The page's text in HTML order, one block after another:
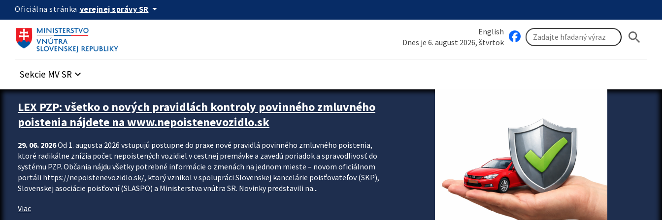
Preskocit na hlavný obsah
Oficiálna stránka verejnej správy SR arrow_drop_down
English
Dnes je 6. august 2026, štvrtok
search
Sekcie MV SR keyboard_arrow_down
Zastavit automatický posun upútavok
LEX PZP: všetko o nových pravidlách kontroly povinného zmluvného
poistenia nájdete na www.nepoistenevozidlo.sk
29. 06. 2026Od 1. augusta 2026 vstupujú postupne do praxe nové pravidlá povinného zmluvného poistenia,
ktoré radikálne znížia počet nepoistených vozidiel v cestnej premávke a zavedú poriadok a spravodlivosť do
systému PZP. Občania nájdu všetky potrebné informácie o zmenách na jednom mieste – novom oficiálnom
portáli https://nepoistenevozidlo.sk/, ktorý vznikol v spolupráci Slovenskej kancelárie poisťovateľov (SKP),
Slovenskej asociácie poisťovní (SLASPO) a Ministerstva vnútra SR. Novinky predstavili na...
Viac